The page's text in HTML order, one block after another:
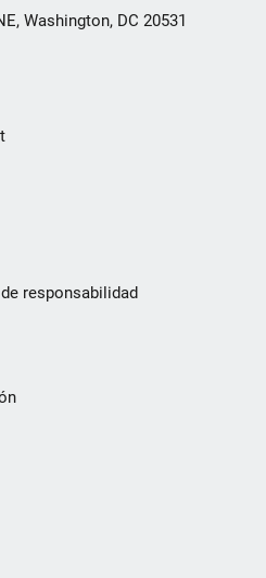
Washington, DC 20531
responsabilidad